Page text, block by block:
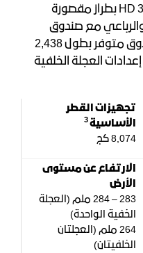
تتوفر شاحنات GMC سييرا HD 3500 بطراز مقصورة
والرباعي مع صندوق
قياسي بطول 2,057 متر أو صندوق متوفر بطول 2,438
العجلة الخلفية
تجهيزات القطر
الأساسية3
8,074 كج
الارتفاع عن مستوى
الأرض
283 – 284 ملم (العجلة
الخفية الواحدة)
264 ملم (العجلتان
الخلفيتان)